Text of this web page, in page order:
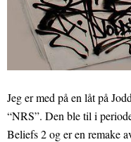
Jeg er med på en låt på
“NRS”. Den ble til i
Beliefs 2 og er en remake